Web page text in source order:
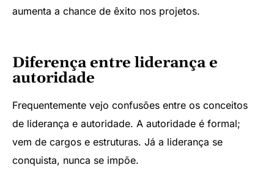
aumenta a chance de êxito nos projetos.
Diferença entre liderança e
autoridade
Frequentemente vejo confusões entre os conceitos
de liderança e autoridade. A autoridade é formal;
vem de cargos e estruturas. Já a liderança se
conquista, nunca se impõe.